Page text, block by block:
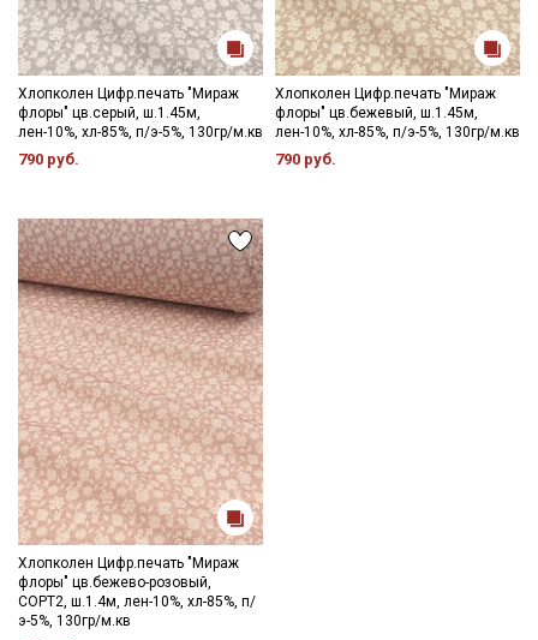
Хлопколен Цифр.печать "Мираж
флоры" цв.серый, ш.1.45м,
лен-10%, хл-85%, п/э-5%, 130гр/м.кв
790 руб.
Хлопколен Цифр.печать "Мираж
флоры" цв.бежевый, ш.1.45м,
лен-10%, хл-85%, п/э-5%, 130гр/м.кв
790 руб.
Хлопколен Цифр.печать "Мираж
флоры" цв.бежево-розовый,
СОРТ2, ш.1.4м, лен-10%, хл-85%, п/
э-5%, 130гр/м.кв
Секретная рассылка от Купава
Мы публикуем здесь дополнительные
промокоды и скидки до 30% на узкие
категории тканей
Электронная почта
Подписаться
Ознакомлен(а) сПолитикой обработки персональных
данных и даюСогласие на обработку персональных
данных